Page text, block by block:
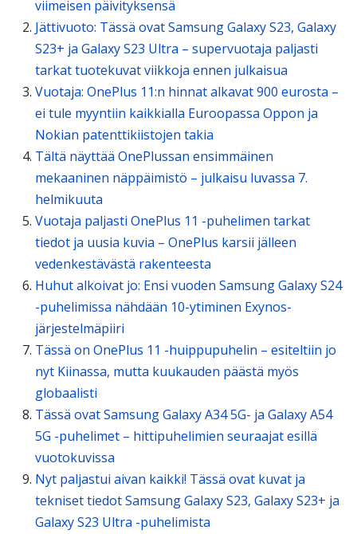
viimeisen päivityksensä
Jättivuoto: Tässä ovat Samsung Galaxy S23, Galaxy
S23+ ja Galaxy S23 Ultra – supervuotaja paljasti
tarkat tuotekuvat viikkoja ennen julkaisua
Vuotaja: OnePlus 11:n hinnat alkavat 900 eurosta –
ei tule myyntiin kaikkialla Euroopassa Oppon ja
Nokian patenttikiistojen takia
Tältä näyttää OnePlussan ensimmäinen
mekaaninen näppäimistö – julkaisu luvassa 7.
helmikuuta
Vuotaja paljasti OnePlus 11 -puhelimen tarkat
tiedot ja uusia kuvia – OnePlus karsii jälleen
vedenkestävästä rakenteesta
Huhut alkoivat jo: Ensi vuoden Samsung Galaxy S24
-puhelimissa nähdään 10-ytiminen Exynos-
järjestelmäpiiri
Tässä on OnePlus 11 -huippupuhelin – esiteltiin jo
nyt Kiinassa, mutta kuukauden päästä myös
globaalisti
Tässä ovat Samsung Galaxy A34 5G- ja Galaxy A54
5G -puhelimet – hittipuhelimien seuraajat esillä
vuotokuvissa
Nyt paljastui aivan kaikki! Tässä ovat kuvat ja
tekniset tiedot Samsung Galaxy S23, Galaxy S23+ ja
Galaxy S23 Ultra -puhelimista